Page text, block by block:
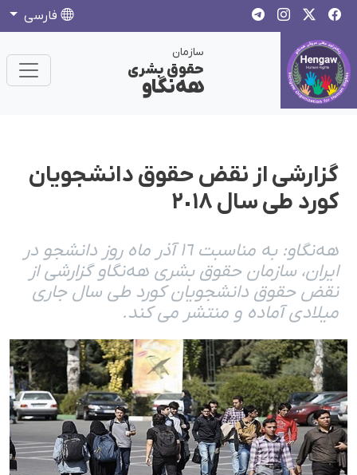
فارسی
سازمان
حقوق بشری
هەنگاو
گزارشی از نقض حقوق دانشجویان
کورد طی سال ٢٠١٨
هەنگاو: بە مناسبت ١٦ آذر ماه روز دانشجو در
ایران، سازمان حقوق بشری هەنگاو گزارشی از
نقض حقوق دانشجویان کورد طی سال جاری
میلادی آمادە و منتشر می کند.